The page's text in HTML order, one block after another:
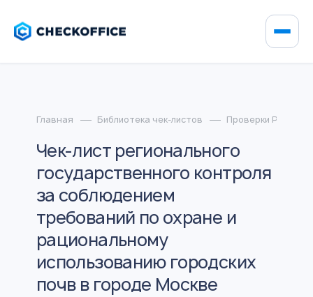
Главная Библиотека чек-листов Проверки
Чек-лист регионального
государственного контроля
за соблюдением
требований по охране и
рациональному
использованию городских
почв в городе Москве